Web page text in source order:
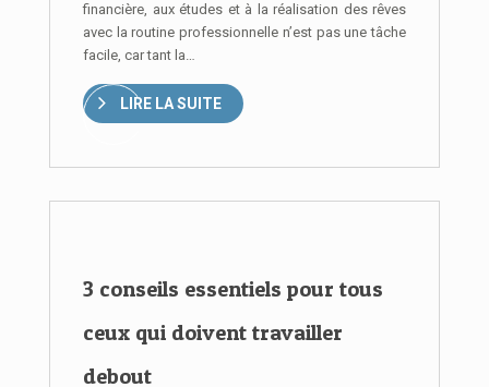
financière, aux études et à la réalisation des rêves
avec la routine professionnelle n’est pas une tâche
facile, car tant la…
LIRE LA SUITE
3 conseils essentiels pour tous
ceux qui doivent travailler
debout